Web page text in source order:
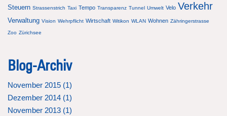
Steuern Strassenstrich Taxi Tempo Transparenz Tunnel Umwelt Velo Verkehr
Verwaltung Vision Wehrpflicht Wirtschaft Witikon WLAN Wohnen Zähringerstrasse
Zoo Zürichsee
Blog-Archiv
November 2015 (1)
Dezember 2014 (1)
November 2013 (1)